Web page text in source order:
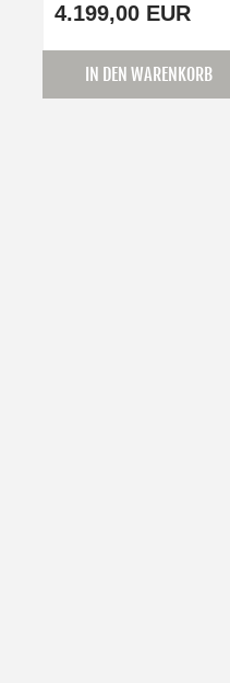
4.199,00 EUR
IN DEN WARENKORB